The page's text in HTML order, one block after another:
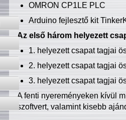
OMRON CP1LE PLC
Arduino fejlesztő kit
Az első három helyezett
1. helyezett csapat tagjai
2. helyezett csapat tagjai
3. helyezett csapat tagjai
A fenti nyereményeken kívül
szoftvert, valamint kisebb